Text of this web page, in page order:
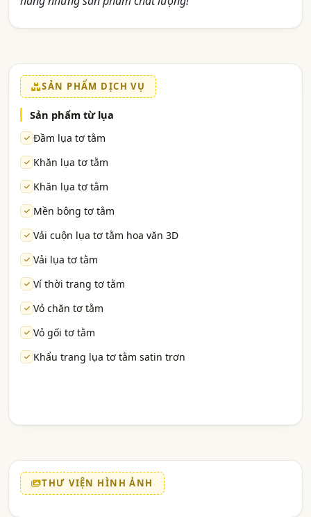
SẢN PHẨM DỊCH VỤ
Sản phẩm từ lụa
Đầm lụa tơ tằm
Khăn lụa tơ tằm
Khăn lụa tơ tằm
Mền bông tơ tằm
Vải cuộn lụa tơ tằm hoa văn 3D
Vải lụa tơ tằm
Ví thời trang tơ tằm
Vỏ chăn tơ tằm
Vỏ gối tơ tằm
Khẩu trang lụa tơ tằm satin trơn
THƯ VIỆN HÌNH ẢNH